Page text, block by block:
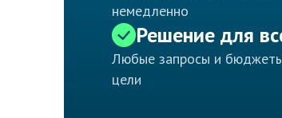
немедленно
Решение для
Любые запросы и
цели